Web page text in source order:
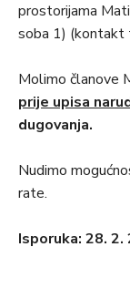
prostorijama
soba 1)
Molimo članove
prije upisa
dugovanja.
Nudimo
rate.
Isporuka: 28.